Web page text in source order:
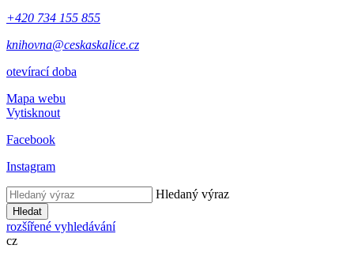
+420 734 155 855
knihovna@ceskaskalice.cz
otevírací doba
Mapa webu
Vytisknout
Facebook
Instagram
Hledaný výraz
Hledat
rozšířené vyhledávání
cz